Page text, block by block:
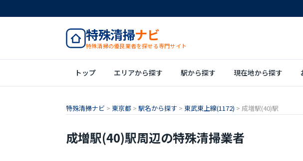
特殊清掃ナビ
特殊清掃の優良業者を探せる専門サイト
トップ エリアから探す 駅から探す 現在地から探す
特殊清掃ナビ > 東京都 > 駅名から探す > 東武東上線(1172) > 成増駅(40)駅
成増駅(40)駅周辺の特殊清掃業者